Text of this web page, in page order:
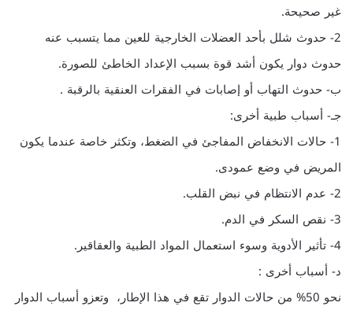
غير صحيحة.
2- حدوث شلل بأحد العضلات الخارجية للعين مما يتسبب عنه
حدوث دوار يكون أشد قوة بسبب الإعداد الخاطئ للصورة.
ب- حدوث التهاب أو إصابات في الفقرات العنقية بالرقبة .
جـ- أسباب طبية أخرى:
1- حالات الانخفاض المفاجئ في الضغط، وتكثر خاصة عندما يكون
المريض في وضع عمودى.
2- عدم الانتظام في نبض القلب.
3- نقص السكر في الدم.
4- تأثير الأدوية وسوء استعمال المواد الطبية والعقاقير.
د- أسباب أخرى :
نحو 50% من حالات الدوار تقع في هذا الإطار، وتعزو أسباب الدوار